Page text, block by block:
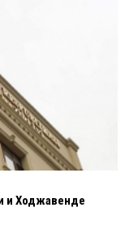
и Ходжавенде